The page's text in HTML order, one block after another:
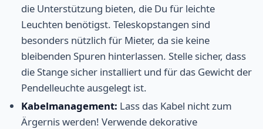
die Unterstützung bieten, die Du für leichte
Leuchten benötigst. Teleskopstangen sind
besonders nützlich für Mieter, da sie keine
bleibenden Spuren hinterlassen. Stelle sicher, dass
die Stange sicher installiert und für das Gewicht der
Pendelleuchte ausgelegt ist.
Kabelmanagement: Lass das Kabel nicht zum
Ärgernis werden! Verwende dekorative